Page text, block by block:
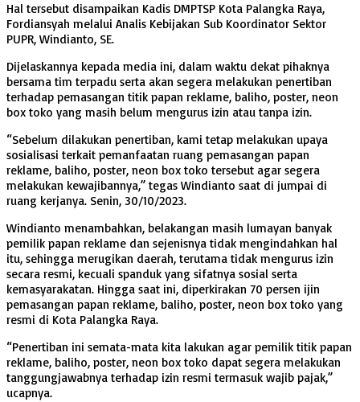
Hal tersebut disampaikan Kadis DMPTSP Kota Palangka Raya,
Fordiansyah melalui Analis Kebijakan Sub Koordinator Sektor
PUPR, Windianto, SE.
Dijelaskannya kepada media ini, dalam waktu dekat pihaknya
bersama tim terpadu serta akan segera melakukan penertiban
terhadap pemasangan titik papan reklame, baliho, poster, neon
box toko yang masih belum mengurus izin atau tanpa izin.
“Sebelum dilakukan penertiban, kami tetap melakukan upaya
sosialisasi terkait pemanfaatan ruang pemasangan papan
reklame, baliho, poster, neon box toko tersebut agar segera
melakukan kewajibannya,” tegas Windianto saat di jumpai di
ruang kerjanya. Senin, 30/10/2023.
Windianto menambahkan, belakangan masih lumayan banyak
pemilik papan reklame dan sejenisnya tidak mengindahkan hal
itu, sehingga merugikan daerah, terutama tidak mengurus izin
secara resmi, kecuali spanduk yang sifatnya sosial serta
kemasyarakatan. Hingga saat ini, diperkirakan 70 persen ijin
pemasangan papan reklame, baliho, poster, neon box toko yang
resmi di Kota Palangka Raya.
“Penertiban ini semata-mata kita lakukan agar pemilik titik papan
reklame, baliho, poster, neon box toko dapat segera melakukan
tanggungjawabnya terhadap izin resmi termasuk wajib pajak,”
ucapnya.